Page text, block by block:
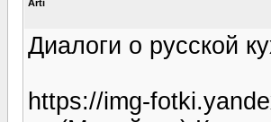
Arti
Диалоги о русской
https://img-